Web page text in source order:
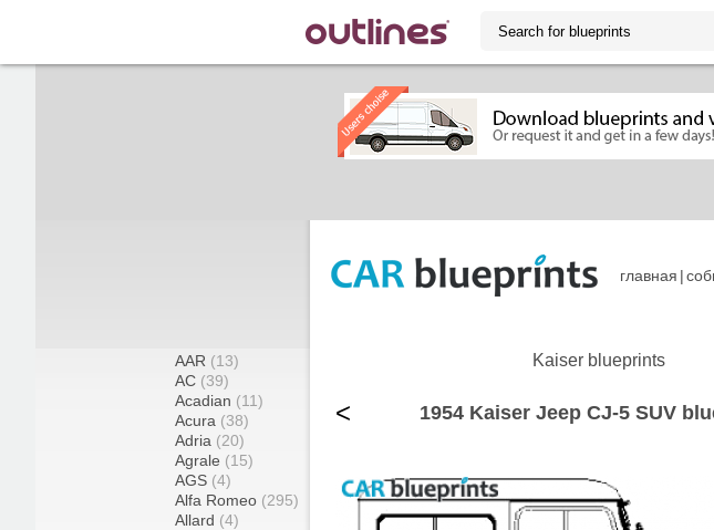
главная |
AAR (13)
AC (39)
Acadian (11)
Acura (38)
Adria (20)
Agrale (15)
AGS (4)
Alfa Romeo (295)
Allard (4)
Kaiser blueprints
< 1954 Kaiser Jeep CJ-5 SUV